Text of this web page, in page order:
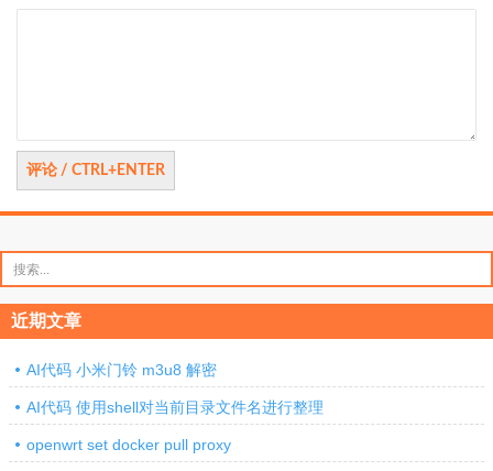
索：
近期文章
AI代码 小米门铃 m3u8 解密
AI代码 使用shell对当前目录文件名进行整理
openwrt set docker pull proxy